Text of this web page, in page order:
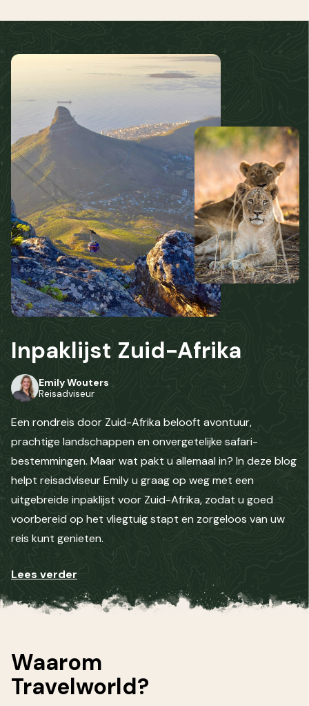
Inpaklijst Zuid-Afrika
Emily Wouters
Reisadviseur
Een rondreis door Zuid-Afrikabelooft avontuur,
prachtige landschappen en onvergetelijke safari-
bestemmingen. Maar wat pakt u allemaal in? In deze blog
helpt reisadviseur Emily u graag op weg met een
uitgebreide inpaklijst voor Zuid-Afrika, zodat u goed
voorbereid op het vliegtuig stapt en zorgeloos van uw
reis kunt genieten.
Lees verder
Waarom
Travelworld?